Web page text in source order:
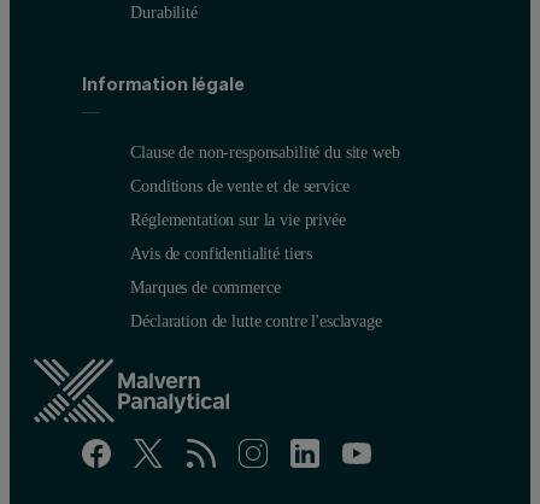
Durabilité
Information légale
Clause de non-responsabilité du site web
Conditions de vente et de service
Réglementation sur la vie privée
Avis de confidentialité tiers
Marques de commerce
Déclaration de lutte contre l'esclavage